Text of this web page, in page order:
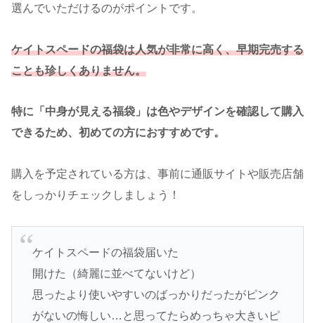
選んでいただけるのがポイントです。
ケイトスペードの福袋は人気が非常に高く、早期完売する
ことも珍しくありません。
特に「中身が見える福袋」は色やデザインを確認して購入
できるため、初めての方におすすめです。
購入を予定されている方は、事前に通販サイトや販売店舗
をしっかりチェックしましょう！
ケイトスペードの福袋届いた
開けた（綺麗に並べてないけど）
思ったより使いやすいのばっかりだったがピンク
がないの悔しい…と思ってたらめっちゃ大きいピ